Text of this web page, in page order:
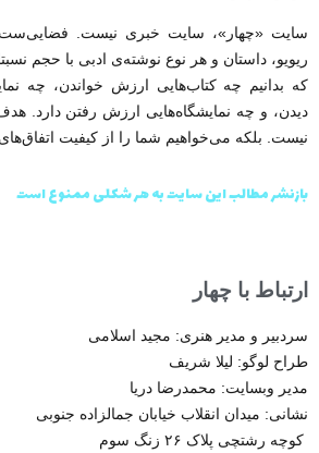
سایت «چهار»، سایت خبری نیست.
ریویو، داستان و هر نوع نوشته‌ی ادبی با حجم
که بدانیم چه کتاب‌هایی ارزش خواندن، چه
دیدن، و چه نمایشگاه‌هایی ارزش رفتن دارد.
نیست. بلکه می‌خواهیم شما را از کیفیت
بازنشر مطالب این سایت به هر شکلی ممنوع است
ارتباط با چهار
سردبیر و مدیر هنری: مجید اسلامی
طراح لوگو: لیلا شریف
مدیر وبسایت: محمدرضا دریا
نشانی: میدان انقلاب خیابان جمالزاده جنوبی
کوچه رشتچی پلاک ۲۶ زنگ سوم